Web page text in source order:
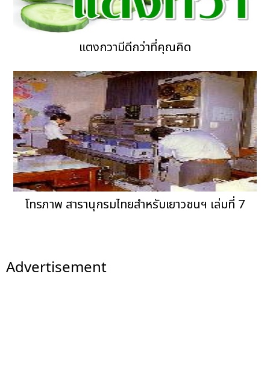
แตงกวามีดีกว่าที่คุณคิด
โทรภาพ สารานุกรมไทยสำหรับเยาวชนฯ เล่มที่ 7
Advertisement